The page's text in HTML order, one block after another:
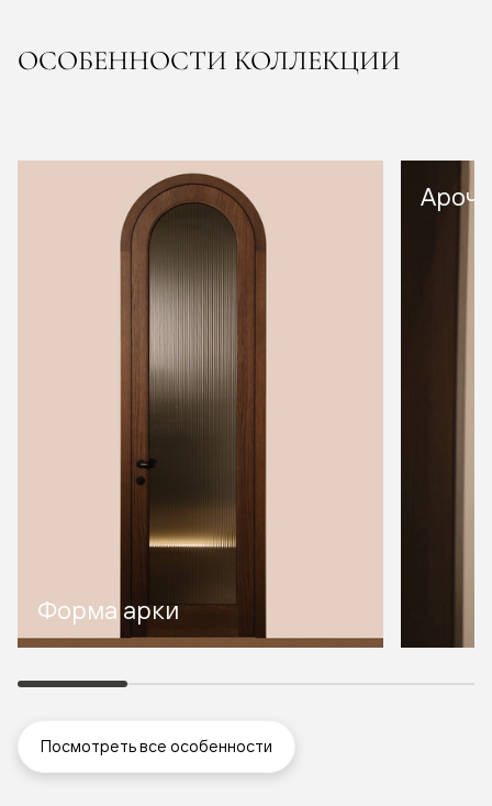
ОСОБЕННОСТИ КОЛЛЕКЦИИ
Форма арки
Посмотреть все особенности